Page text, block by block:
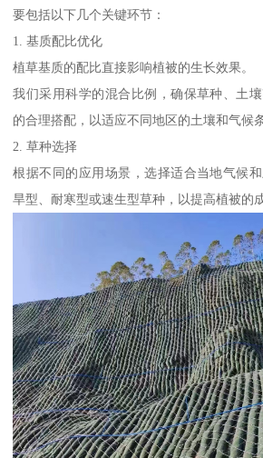
要包括以下几个关键环节：
1. 基质配比优化
植草基质的配比直接影响植被的生长效果。
我们采用科学的混合比例，确保草种、土
的合理搭配，以适应不同地区的土壤和气候条
2. 草种选择
根据不同的应用场景，选择适合当地气候
旱型、耐寒型或速生型草种，以提高植被的